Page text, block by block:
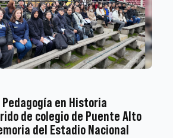
en Historia
de colegio de Puente Alto
del Estadio Nacional